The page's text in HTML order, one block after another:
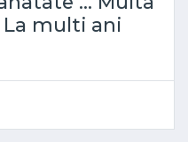
multi ani